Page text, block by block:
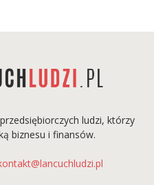
ludzi, którzy
biznesu i finansów.